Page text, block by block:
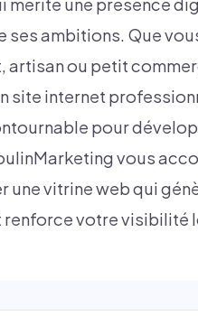
mérite une présence
ses ambitions. Que
artisan ou petit
site internet
pour
vous
une vitrine web qui
renforce votre visibilité